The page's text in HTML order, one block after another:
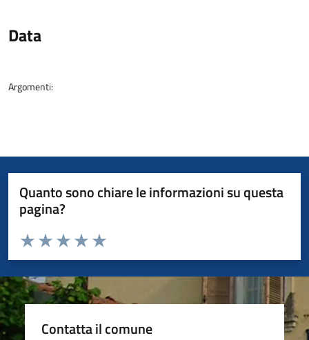
Data
Argomenti:
Quanto sono chiare le informazioni su questa
pagina?
Valuta da 1 a 5 stelle la pagina
Valuta 5 stelle su 5
Valuta 4 stelle su 5
Valuta 3 stelle su 5
Valuta 2 stelle su 5
Valuta 1 stelle su 5
Contatta il comune